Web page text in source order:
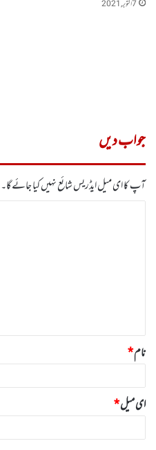
7 اکتوبر, 2021
جواب دیں
آپ کا ای میل ایڈریس شائع نہیں کیا جائے گا۔
نام*
ای میل*